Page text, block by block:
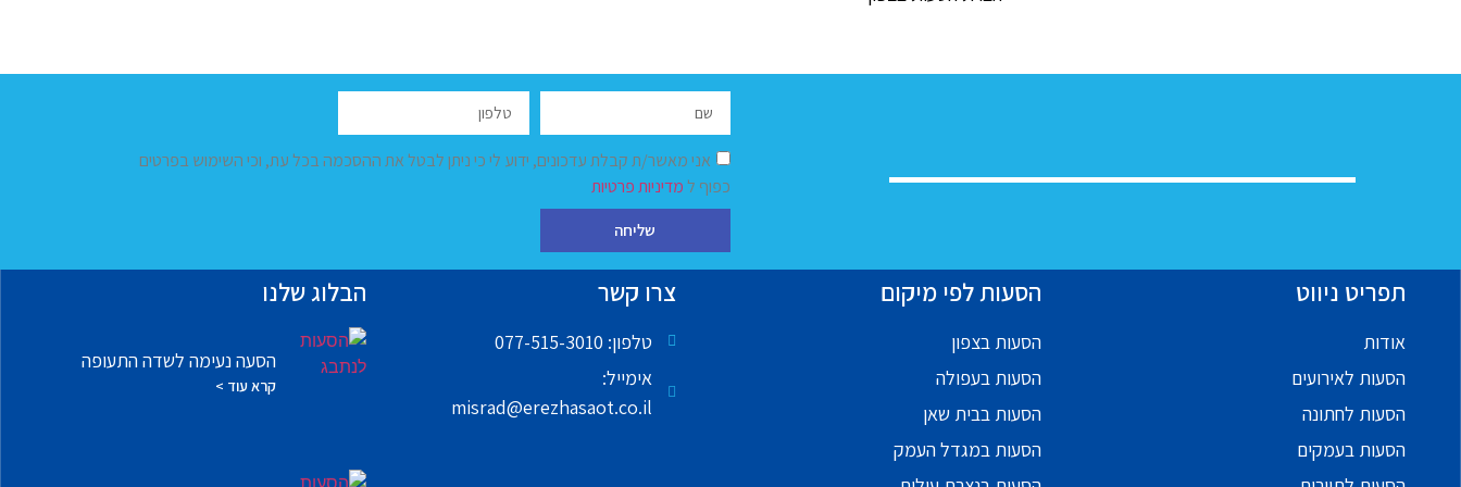
אני מאשר/ת קבלת עדכונים, ידוע לי כי ניתן לבטל את ההסכמה בכל עת, וכי השימוש בפרטים
כפוף למדיניות פרטיות
שליחה
תפריט ניווט
אודות
הסעות לאירועים
הסעות לחתונה
הסעות בעמקים
הסעות לפי מיקום
הסעות בצפון
הסעות בעפולה
הסעות בבית שאן
הסעות במגדל העמק
צרו קשר
טלפון: 077-515-3010
אימייל:
misrad@erezhasaot.co.il
הבלוג שלנו
הסעה נעימה לשדה התעופה
קרא עוד >